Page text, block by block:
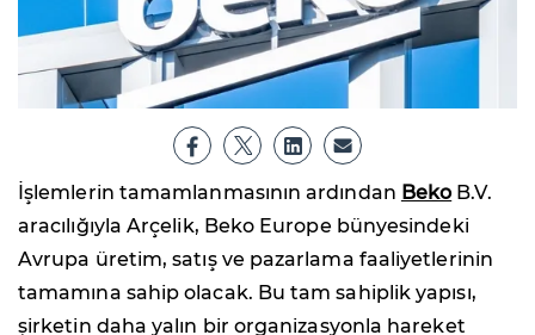
İşlemlerin tamamlanmasının ardından BekoB.V.
aracılığıyla Arçelik, Beko Europe bünyesindeki
Avrupa üretim, satış ve pazarlama faaliyetlerinin
tamamına sahip olacak. Bu tam sahiplik yapısı,
şirketin daha yalın bir organizasyonla hareket